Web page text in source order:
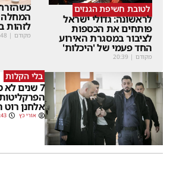
לטובת חשיפת הגנזים
לראשונה: גדולי ישראל
פותחים את הכספות
לציבור במסגרת האירוע
החד פעמי של 'היכלות'
מקודם |
20:39
לזהות
מקודם |
בלי הקלות
7 שנים
אלחנן
אורי כץ